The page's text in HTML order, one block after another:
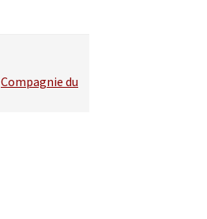
Compagnie du